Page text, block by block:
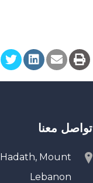
تواصل معنا
Hadath, Mount
Lebanon